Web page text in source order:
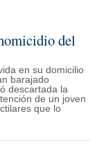
del
en su domicilio
barajado
descartada la
de un joven
que lo